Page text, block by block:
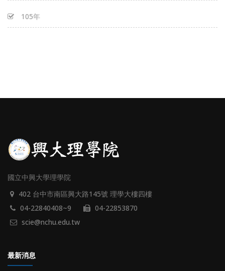
105年
國立中興大學理學院
402 台中市南區興大路145號 理學大樓四樓
04-22840408~9
04-22853870
scie@nchu.edu.tw
最新消息